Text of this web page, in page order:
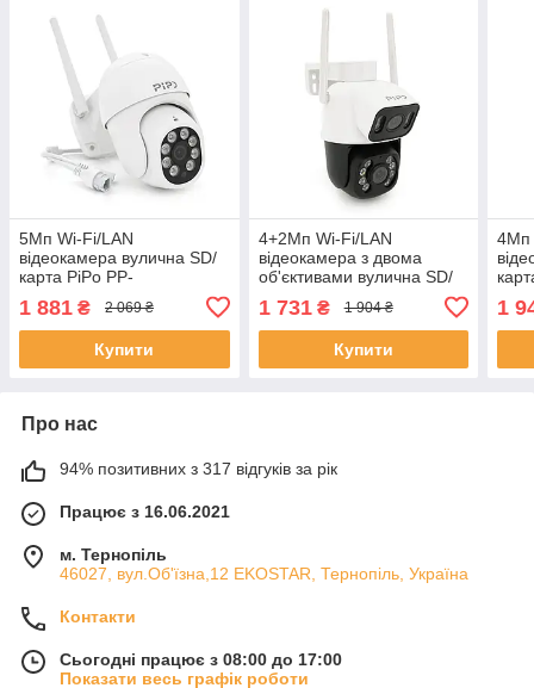
5Мп Wi-Fi/LAN
відеокамера вулична SD/
карта PiPo PP-
mm ICSee ЕКОБОКС
1 881 ₴ 2 069 ₴
Купити
4+2Мп Wi-Fi/LAN
відеокамера з двома
об'єктивами вулична SD/
карта PP-IPC35D4MP25
PTZ 2.8 mm ICSee
ЕКОБОКС
1 731₴ 1 904 ₴
Купити
4Мп
mm
1
Про нас
94% позитивних з 317 відгуків за рік
Працює з 16.06.2021
м. Тернопіль
46027, вул.Об'їзна,12 EKOSTAR, Тернопіль, Україна
Контакти
Сьогодні працює з 08:00 до 17:00
Показати весь графік роботи